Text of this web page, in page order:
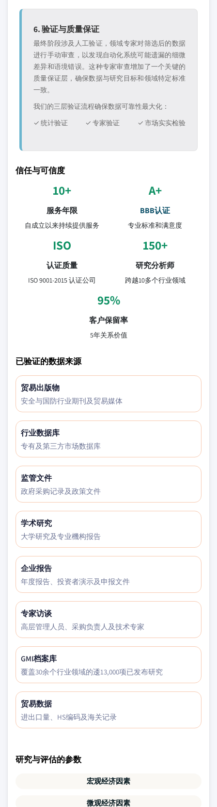
6. 验证与质量保证
最终阶段涉及人工验证，领域专家对筛选后的数据
进行手动审查，以发现自动化系统可能遗漏的细微
差异和语境错误。这种专家审查增加了一个关键的
质量保证层，确保数据与研究目标和领域特定标准
一致。
我们的三层验证流程确保数据可靠性最大化：
✓ 统计验证
✓ 专家验证 ✓ 市场实实检验
信任与可信度
10+
服务年限
自成立以来持续提供服务
A+
BBB认证
专业标准和满意度
ISO
认证质量
ISO 9001-2015 认证公司
150+
研究分析师
跨越10多个行业领域
95%
客户保留率
5年关系价值
已验证的数据来源
贸易出版物
安全与国防行业期刊及贸易媒体
行业数据库
专有及第三方市场数据库
监管文件
政府采购记录及政策文件
学术研究
大学研究及专业機构报告
企业报告
年度报告、投资者演示及申报文件
专家访谈
高层管理人员、采购负责人及技术专家
GMI档案库
覆盖30余个行业领域的逶13,000项已发布研究
贸易数据
进出口量、HS编码及海关记录
研究与评估的参数
宏观经济因素
微观经济因素